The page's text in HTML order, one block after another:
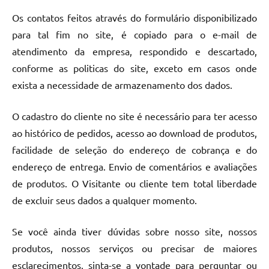
Os contatos feitos através do formulário disponibilizado
para tal fim no site, é copiado para o e-mail de
atendimento da empresa, respondido e descartado,
conforme as politicas do site, exceto em casos onde
exista a necessidade de armazenamento dos dados.
O cadastro do cliente no site é necessário para ter acesso
ao histórico de pedidos, acesso ao download de produtos,
facilidade de seleção do endereço de cobrança e do
endereço de entrega. Envio de comentários e avaliações
de produtos. O Visitante ou cliente tem total liberdade
de excluir seus dados a qualquer momento.
Se você ainda tiver dúvidas sobre nosso site, nossos
produtos, nossos serviços ou precisar de maiores
esclarecimentos, sinta-se a vontade para perguntar ou